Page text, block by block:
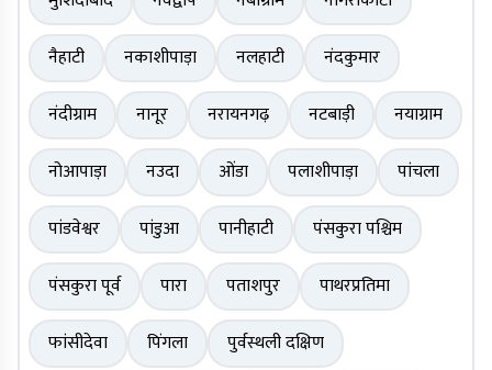
नैहाटी
नकाशीपाड़ा नलहाटी
नंदकुमार
नंदीग्राम
नानूर नरायनगढ़ नटबाड़ी
नयाग्राम
नोआपाड़ा
नउदा ओंडा पलाशीपाड़ा
पांचला
पांडवेश्वर
पांडुआ पानीहाटी
पंसकुरा पश्चिम
पंसकुरा पूर्व
पारा पताशपुर
पाथरप्रतिमा
फांसीदेवा
पिंगला
पुर्वस्थली दक्षिण